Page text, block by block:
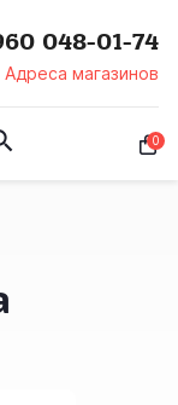
Адреса магазинов
048-01-74
0